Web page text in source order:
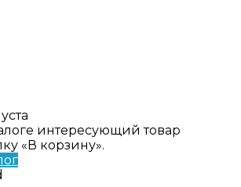
интересующий товар
«В корзину».